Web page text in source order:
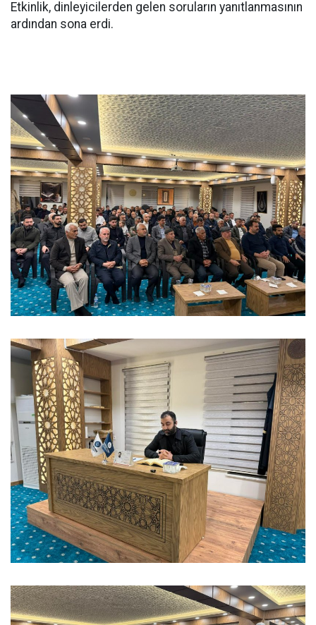
Etkinlik, dinleyicilerden gelen soruların yanıtlanmasının
ardından sona erdi.